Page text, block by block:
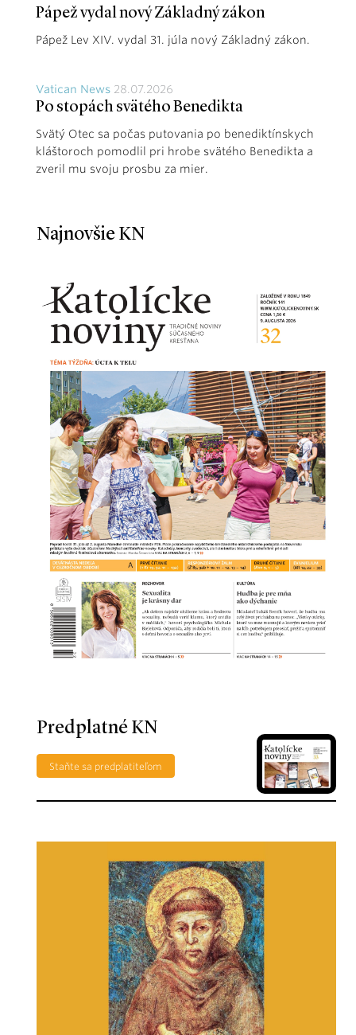
Pápež vydal nový Základný zákon
Pápež Lev XIV. vydal 31. júla nový Základný zákon.
Vatican News 28.07.2026
Po stopách svätého Benedikta
Svätý Otec sa počas putovania po benediktínskych
kláštoroch pomodlil pri hrobe svätého Benedikta a
zveril mu svoju prosbu za mier.
Najnovšie KN
Predplatné KN
Staňte sa predplatiteľom